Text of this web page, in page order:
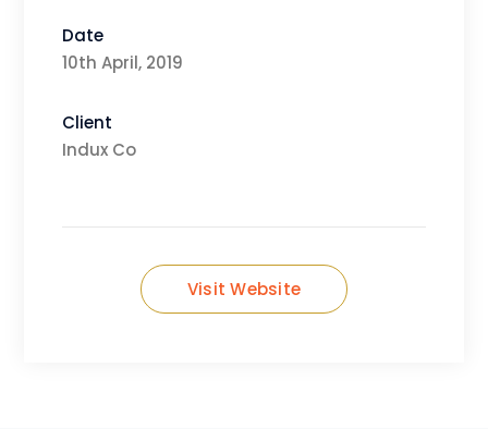
Date
10th April, 2019
Client
Indux Co
Visit Website